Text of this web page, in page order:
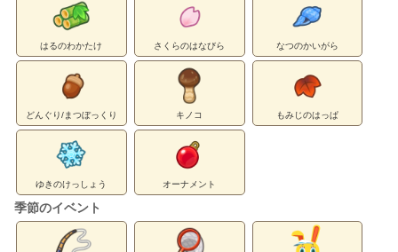
はるのわかたけ さくらのはなびら なつのかいがら
どんぐり/まつぼっくり キノコ もみじのはっぱ
ゆきのけっしょう オーナメント
季節のイベント